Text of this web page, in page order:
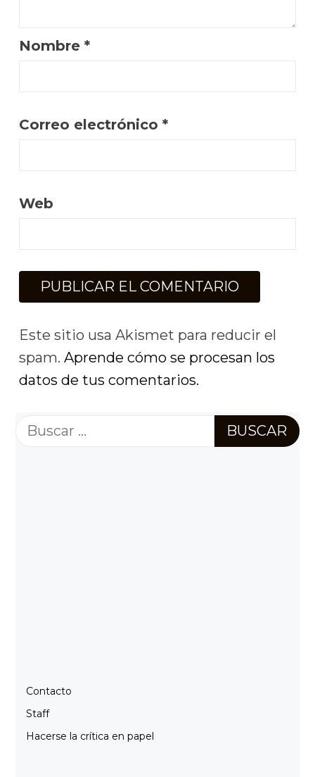
Nombre *
Correo electrónico *
Web
Este sitio usa Akismet para reducir el
spam. Aprende cómo se procesan los
datos de tus comentarios.
Buscar:
Contacto
Staff
Hacerse la crítica en papel